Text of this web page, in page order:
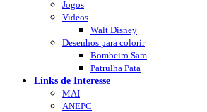
Jogos
Videos
Walt Disney
Desenhos para colorir
Bombeiro Sam
Patrulha Pata
Links de Interesse
MAI
ANEPC